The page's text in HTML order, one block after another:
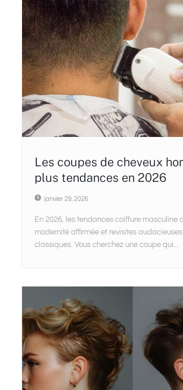
Les coupes de cheveux
plus tendances en 2026
janvier 29, 2026
En 2026, les tendances coiffure masculine
modernité affirmée et revisites
classiques. Vous cherchez une coupe qui...